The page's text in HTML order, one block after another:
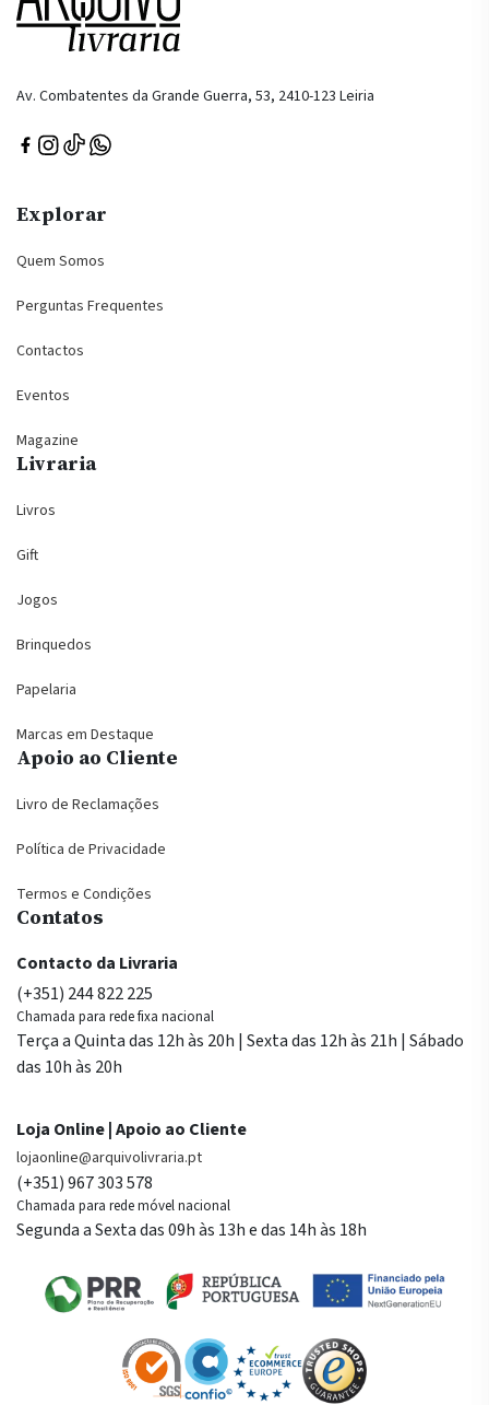
Av. Combatentes da Grande Guerra, 53, 2410-123 Leiria
Explorar
Quem Somos
Perguntas Frequentes
Contactos
Eventos
Magazine
Livraria
Livros
Gift
Jogos
Brinquedos
Papelaria
Marcas em Destaque
Apoio ao Cliente
Livro de Reclamações
Política de Privacidade
Termos e Condições
Contatos
Contacto da Livraria
(+351) 244 822 225
Chamada para rede fixa nacional
Terça a Quinta das 12h às 20h | Sexta das 12h às 21h | Sábado
das 10h às 20h
Loja Online | Apoio ao Cliente
lojaonline@arquivolivraria.pt
(+351) 967 303 578
Chamada para rede móvel nacional
Segunda a Sexta das 09h às 13h e das 14h às 18h